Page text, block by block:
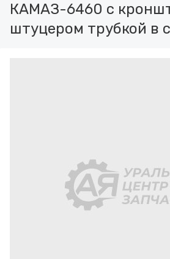
КАМАЗ-6460 с
штуцером трубкой в